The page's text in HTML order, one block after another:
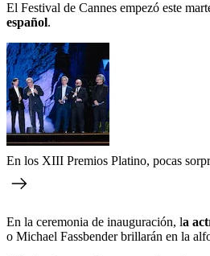
El Festival de Cannes empezó este
español.
En los XIII Premios Platino, pocas
En la ceremonia de inauguración, la
o Michael Fassbender brillarán en la